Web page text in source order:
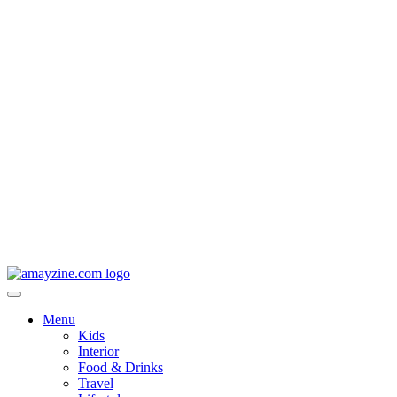
Menu
Kids
Interior
Food & Drinks
Travel